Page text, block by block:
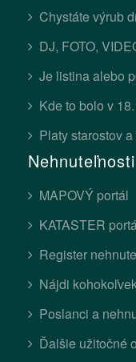
Chystáte výrub
DJ, FOTO,
Je listina alebo
Kde to bolo v
Platy starostov
MAPOVÝ portál
KATASTER
Register
Nájdi
Poslanci a
Ďalšie užitočné